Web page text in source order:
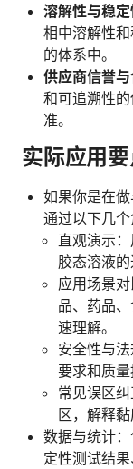
溶解性与稳
相中溶解性
的体系中。
供应商信誉
和可追溯性
准。
实际应用
如果你是在
通过以下几个
直观演示
胶态溶液
应用场景
品、药品
速理解。
安全性与
要求和质量
常见误区
区，解释黏
数据与统计
定性测试结